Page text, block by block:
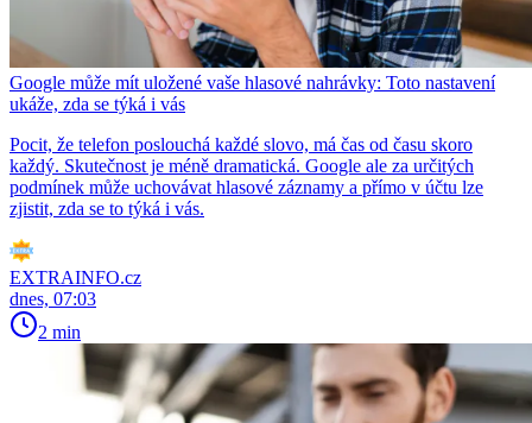
Google může mít uložené vaše hlasové nahrávky: Toto nastavení
ukáže, zda se týká i vás
Pocit, že telefon poslouchá každé slovo, má čas od času skoro
každý. Skutečnost je méně dramatická. Google ale za určitých
podmínek může uchovávat hlasové záznamy a přímo v účtu lze
zjistit, zda se to týká i vás.
EXTRAINFO.cz
dnes, 07:03
2 min